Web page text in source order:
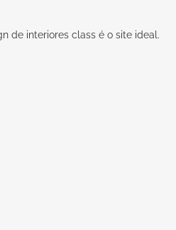
de interiores class é o site ideal.